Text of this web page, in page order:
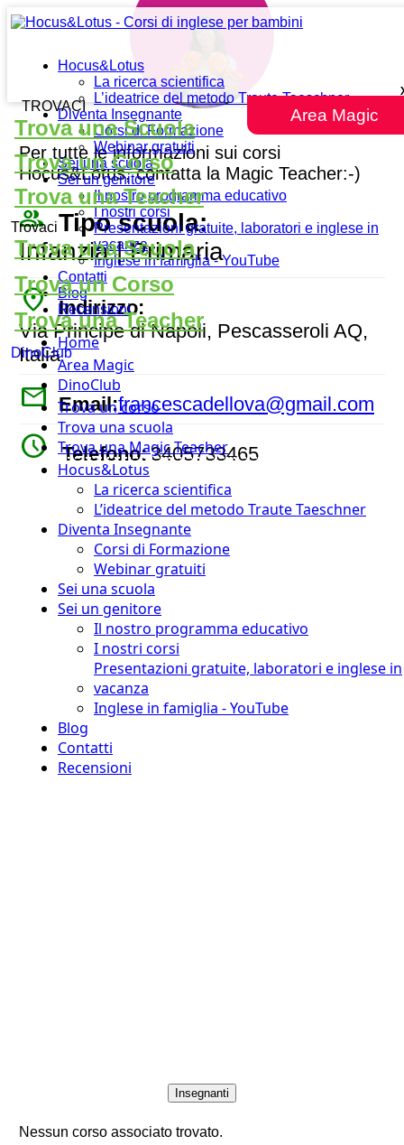
Hocus&Lotus
La ricerca scientifica
L’ideatrice del metodo Traute Taeschner
Diventa Insegnante
Corsi di Formazione
Webinar gratuiti
Sei una scuola
Sei un genitore
Il nostro programma educativo
I nostri corsi
Presentazioni gratuite, laboratori e inglese in
vacanza
Inglese in famiglia - YouTube
Contatti
Blog
Recensioni
Home
Area Magic
DinoClub
Trova un corso
Trova una scuola
Trova una Magic Teacher
Hocus&Lotus
La ricerca scientifica
L’ideatrice del metodo Traute Taeschner
Diventa Insegnante
Corsi di Formazione
Webinar gratuiti
Sei una scuola
Sei un genitore
Il nostro programma educativo
I nostri corsi
Presentazioni gratuite, laboratori e inglese in
vacanza
Inglese in famiglia - YouTube
Blog
Contatti
Recensioni
Area Magic
TROVACI
Trova una Scuola
Trova un Corso
Trova una Teacher
Trovaci
Trova una Scuola
Trova un Corso
Trova una Teacher
DinoClub
Per tutte le informazioni sui corsi
Hocus&Lotus, contatta la Magic Teacher:-)
people_outline Tipo scuola:
Infanzia | Primaria
place Indirizzo:
Via Principe di Napoli, Pescasseroli AQ,
Italia
mail Email:francescadellova@gmail.com
watch_later Telefono:3405733465
Insegnanti
Nessun corso associato trovato.